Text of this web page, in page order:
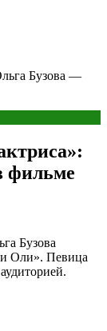
Бузова —
фильме
Бузова
Оли». Певица